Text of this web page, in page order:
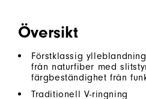
Översikt
Förstklassig
från naturfiber med
färgbeständighet från
Traditionell V-ringning